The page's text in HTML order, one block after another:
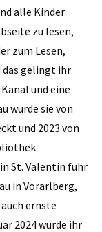
alle Kinder
zu lesen,
zum Lesen,
das gelingt ihr
und eine
wurde sie von
und 2023 von
St. Valentin fuhr
in Vorarlberg,
ernste
2024 wurde ihr